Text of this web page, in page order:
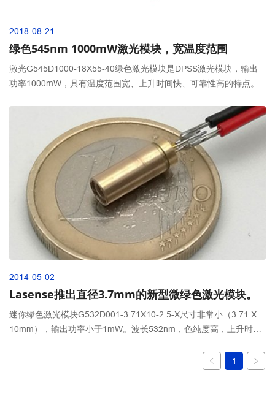
2018-08-21
绿色545nm 1000mW激光模块，宽温度范围
激光G545D1000-18X55-40绿色激光模块是DPSS激光模块，输出
功率1000mW，具有温度范围宽、上升时间快、可靠性高的特点。
2014-05-02
Lasense推出直径3.7mm的新型微绿色激光模块。
迷你绿色激光模块G532D001-3.71X10-2.5-X尺寸非常小（3.71 X
10mm），输出功率小于1mW。波长532nm，色纯度高，上升时间
1